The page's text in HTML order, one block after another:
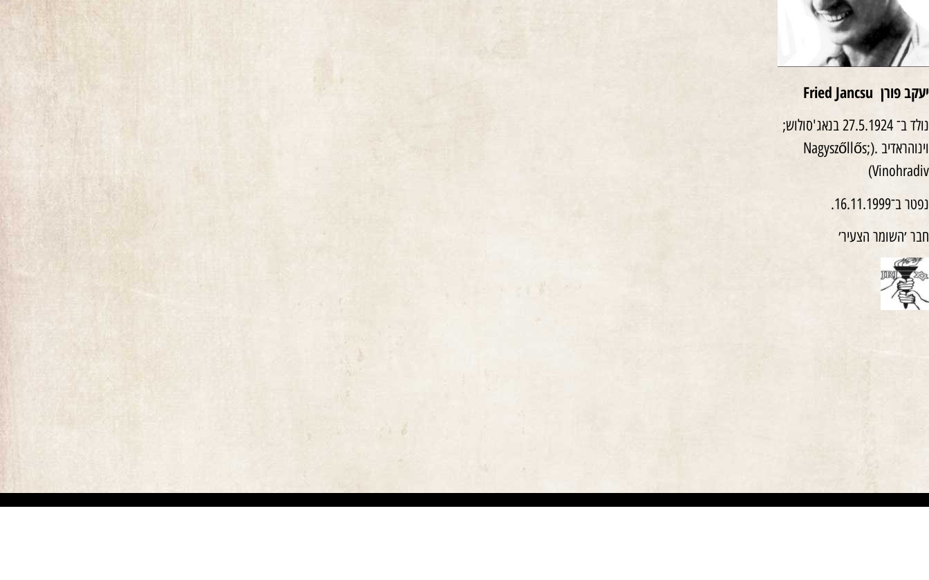
יעקב פורן Fried Jancsu
נולד ב־ 27.5.1924 בנאג'סולוש;
וינוהראדיב .(Nagyszőllős;
Vinohradiv)
נפטר ב־16.11.1999.
חבר ׳השומר הצעיר׳